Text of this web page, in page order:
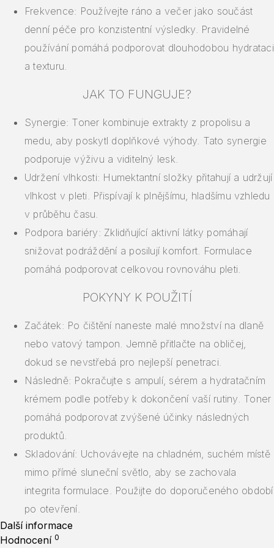
Frekvence: Používejte ráno a večer jako součást
denní péče pro konzistentní výsledky. Pravidelné
používání pomáhá podporovat dlouhodobou hydrataci
a texturu.
JAK TO FUNGUJE?
Synergie: Toner kombinuje extrakty z propolisu a
medu, aby poskytl doplňkové výhody. Tato synergie
podporuje výživu a viditelný lesk.
Udržení vlhkosti: Humektantní složky přitahují a udržují
vlhkost v pleti. Přispívají k plnějšímu, hladšímu vzhledu
v průběhu času.
Podpora bariéry: Zklidňující aktivní látky pomáhají
snižovat podráždění a posilují komfort. Formulace
pomáhá podporovat celkovou rovnováhu pleti.
POKYNY K POUŽITÍ
Začátek: Po čištění naneste malé množství na dlaně
nebo vatový tampon. Jemně přitlačte na obličej,
dokud se nevstřebá pro nejlepší penetraci.
Následně: Pokračujte s ampulí, sérem a hydratačním
krémem podle potřeby k dokončení vaší rutiny. Toner
pomáhá podporovat zvýšené účinky následných
produktů.
Skladování: Uchovávejte na chladném, suchém místě
mimo přímé sluneční světlo, aby se zachovala
integrita formulace. Použijte do doporučeného období
po otevření.
Další informace
Hodnocení 0